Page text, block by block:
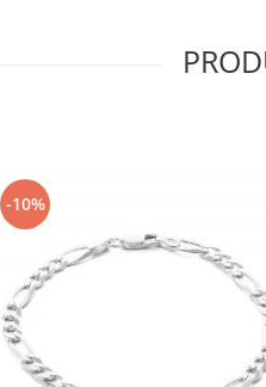
-10%